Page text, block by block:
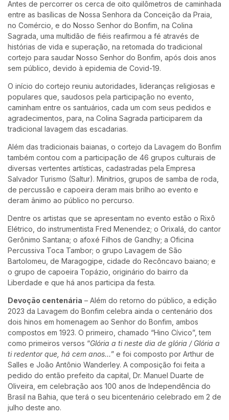
Antes de percorrer os cerca de oito quilômetros de caminhada
entre as basílicas de Nossa Senhora da Conceição da Praia,
no Comércio, e do Nosso Senhor do Bonfim, na Colina
Sagrada, uma multidão de fiéis reafirmou a fé através de
histórias de vida e superação, na retomada do tradicional
cortejo para saudar Nosso Senhor do Bonfim, após dois anos
sem público, devido à epidemia de Covid-19.
O início do cortejo reuniu autoridades, lideranças religiosas e
populares que, saudosos pela participação no evento,
caminham entre os santuários, cada um com seus pedidos e
agradecimentos, para, na Colina Sagrada participarem da
tradicional lavagem das escadarias.
Além das tradicionais baianas, o cortejo da Lavagem do Bonfim
também contou com a participação de 46 grupos culturais de
diversas vertentes artísticas, cadastradas pela Empresa
Salvador Turismo (Saltur). Minitrios, grupos de samba de roda,
de percussão e capoeira deram mais brilho ao evento e
deram ânimo ao público no percurso.
Dentre os artistas que se apresentam no evento estão o Rixô
Elétrico, do instrumentista Fred Menendez; o Orixalá, do cantor
Gerônimo Santana; o afoxé Filhos de Gandhy; a Oficina
Percussiva Toca Tambor; o grupo Lavagem de São
Bartolomeu, de Maragogipe, cidade do Recôncavo baiano; e
o grupo de capoeira Topázio, originário do bairro da
Liberdade e que há anos participa da festa.
Devoção centenária – Além do retorno do público, a edição
2023 da Lavagem do Bonfim celebra ainda o centenário dos
dois hinos em homenagem ao Senhor do Bonfim, ambos
compostos em 1923. O primeiro, chamado “Hino Cívico”, tem
como primeiros versos “Glória a ti neste dia de glória / Glória a
ti redentor que, há cem anos…” e foi composto por Arthur de
Salles e João Antônio Wanderley. A composição foi feita a
pedido do então prefeito da capital, Dr. Manuel Duarte de
Oliveira, em celebração aos 100 anos de Independência do
Brasil na Bahia, que terá o seu bicentenário celebrado em 2 de
julho deste ano.